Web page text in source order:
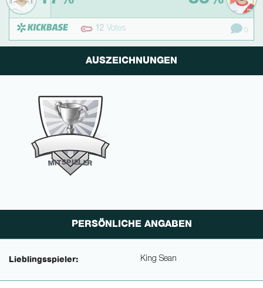
12 Votes 0
AUSZEICHNUNGEN
MITSPIELER
PERSÖNLICHE ANGABEN
Lieblingsspieler: King Sean